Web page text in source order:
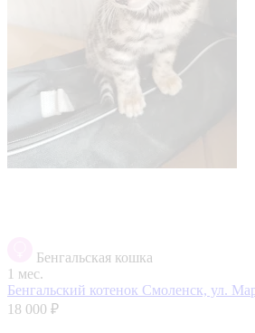
Бенгальская кошка
1 мес.
Бенгальский котенок Смоленск, ул.
18 000 ₽